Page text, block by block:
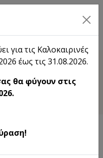
EN
Tray flat
για τις Καλοκαιρινές
έως τις 31.08.2026.
θα φύγουν στις